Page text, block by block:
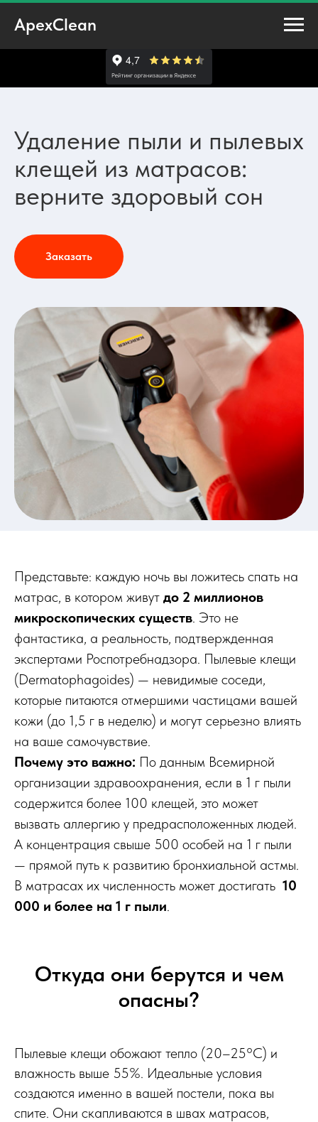
ApexClean
Удаление пыли и пылевых
клещей из матрасов:
верните здоровый сон
Заказать
Представьте: каждую ночь вы ложитесь спать на
матрас, в котором живут до 2 миллионов
микроскопических существ. Это не
фантастика, а реальность, подтвержденная
экспертами Роспотребнадзора. Пылевые клещи
(Dermatophagoides) — невидимые соседи,
которые питаются отмершими частицами вашей
кожи (до 1,5 г в неделю) и могут серьезно влиять
на ваше самочувствие.
Почему это важно: По данным Всемирной
организации здравоохранения, если в 1 г пыли
содержится более 100 клещей, это может
вызвать аллергию у предрасположенных людей.
А концентрация свыше 500 особей на 1 г пыли
— прямой путь к развитию бронхиальной астмы.
В матрасах их численность может достигать 10
000 и более на 1 г пыли.
Откуда они берутся и чем
опасны?
Пылевые клещи обожают тепло (20–25°C) и
влажность выше 55%. Идеальные условия
создаются именно в вашей постели, пока вы
спите. Они скапливаются в швах матрасов,